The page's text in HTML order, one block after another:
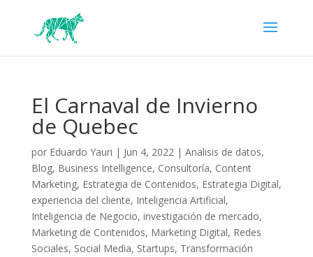
El Carnaval de Invierno
de Quebec
por Eduardo Yauri | Jun 4, 2022| Analisis de datos,
Blog, Business Intelligence, Consultoría, Content
Marketing, Estrategia de Contenidos, Estrategia Digital,
experiencia del cliente, Inteligencia Artificial,
Inteligencia de Negocio, investigación de mercado,
Marketing de Contenidos, Marketing Digital, Redes
Sociales, Social Media, Startups, Transformación